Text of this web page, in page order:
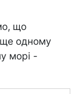
що
одному
морі -